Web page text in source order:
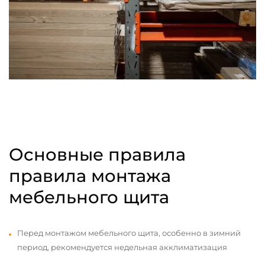
Основные правила
правила монтажа
мебельного щита
Перед монтажом мебельного щита, особенно в зимний
период, рекомендуется недельная акклиматизация